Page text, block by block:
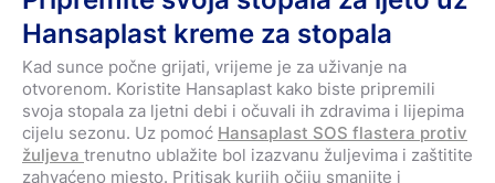
Hansaplast kreme za stopala
Kad sunce počne grijati, vrijeme je za uživanje na
otvorenom. Koristite Hansaplast kako biste pripremili
svoja stopala za ljetni debi i očuvali ih zdravima i lijepima
cijelu sezonu. Uz pomoć Hansaplast SOS flastera protiv
žuljeva trenutno ublažite bol izazvanu žuljevima i zaštitite
zahvaćeno mjesto. Pritisak kurjih očiju smanjite i